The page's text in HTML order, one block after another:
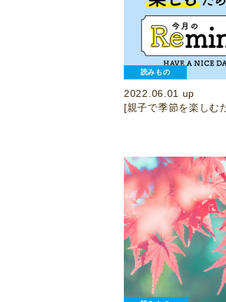
読みもの
2022.06.01 up
[親子で季節を楽しむ